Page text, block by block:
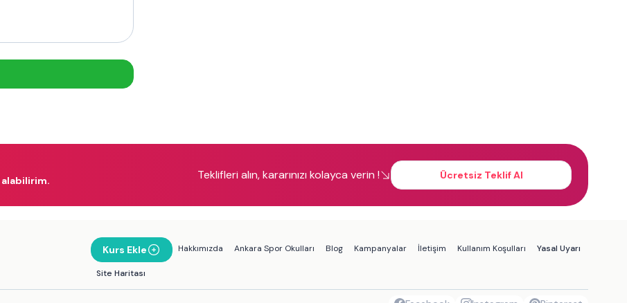
Teklifleri alın, kararınızı kolayca verin ! Ücretsiz Teklif Al
Kurs Ekle Hakkımızda Ankara Spor Okulları Blog Kampanyalar İletişim Kullanım Koşulları Yasal Uyarı
Site Haritası